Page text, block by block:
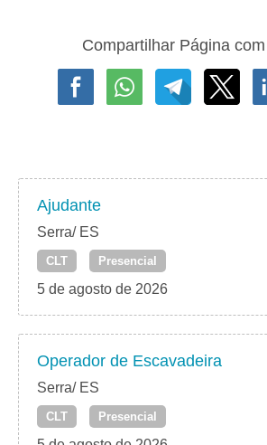
Compartilhar Página
Ajudante
Serra/ ES
CLT Presencial
5 de agosto de 2026
Operador de Escavadeira
Serra/ ES
CLT Presencial